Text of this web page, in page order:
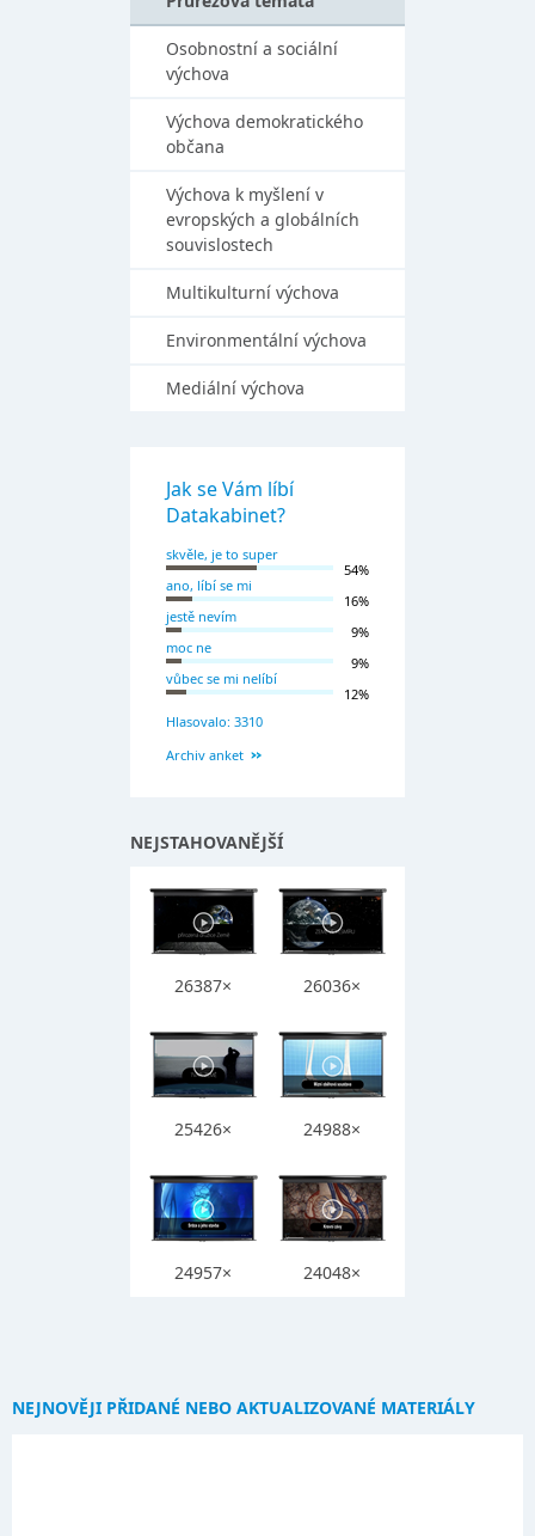
Osobnostní a sociální
výchova
Výchova demokratického
občana
Výchova k myšlení v
evropských a globálních
souvislostech
Multikulturní výchova
Environmentální výchova
Mediální výchova
Jak se Vám líbí
Datakabinet?
skvěle, je to super
54%
ano, líbí se mi
16%
jestě nevím
9%
moc ne
9%
vůbec se mi nelíbí
12%
Hlasovalo: 3310
Archiv anket
NEJSTAHOVANĚJŠÍ
26387× 26036×
25426× 24988×
24957× 24048×
NEJNOVĚJI PŘIDANÉ NEBO AKTUALIZOVANÉ MATERIÁLY